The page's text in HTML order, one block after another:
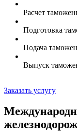
Расчет
Подготовка
Подача
Выпуск
Заказать услугу